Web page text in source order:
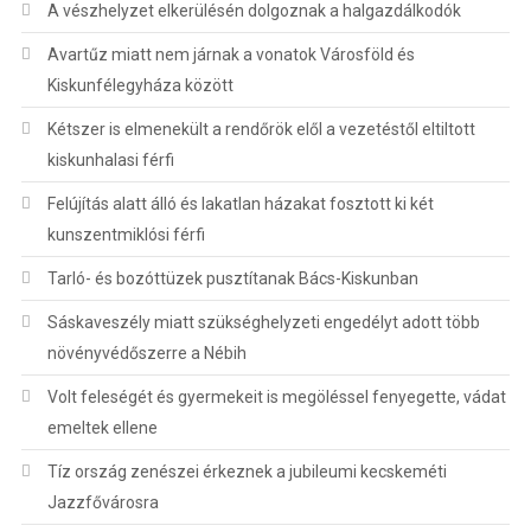
A vészhelyzet elkerülésén dolgoznak a halgazdálkodók
Avartűz miatt nem járnak a vonatok Városföld és
Kiskunfélegyháza között
Kétszer is elmenekült a rendőrök elől a vezetéstől eltiltott
kiskunhalasi férfi
Felújítás alatt álló és lakatlan házakat fosztott ki két
kunszentmiklósi férfi
Tarló- és bozóttüzek pusztítanak Bács-Kiskunban
Sáskaveszély miatt szükséghelyzeti engedélyt adott több
növényvédőszerre a Nébih
Volt feleségét és gyermekeit is megöléssel fenyegette, vádat
emeltek ellene
Tíz ország zenészei érkeznek a jubileumi kecskeméti
Jazzfővárosra